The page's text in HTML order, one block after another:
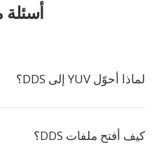
لماذا أحوّل YUV إلى DDS؟
كيف أفتح ملفات DDS؟